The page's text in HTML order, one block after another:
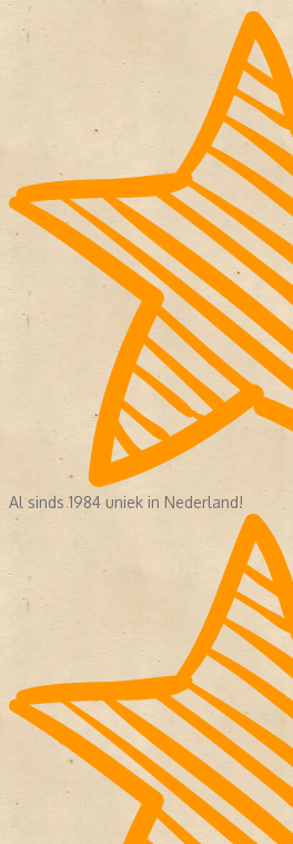
Al sinds 1984 uniek in Nederland!